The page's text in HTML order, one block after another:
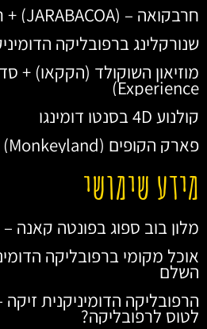
חרבקואה – (JARABACOA) + רפטינג בחרבקואה
שנורקלינג ברפובליקה
Experience)
קולנוע 4D בסנטו דומינגו
פארק הקופים (Monkeyland) בפונטה קאנה
מידע שימושי
מלון בוב ספוג בפונטה קאנה –
אוכל מקומי ברפובליקה
השלם
הרפובליקה הדומיניקנית
לטוס לרפובליקה?